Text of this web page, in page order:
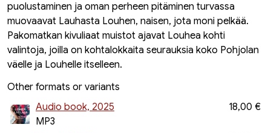
puolustaminen ja oman perheen pitäminen turvassa
muovaavat Lauhasta Louhen, naisen, jota moni pelkää.
Pakomatkan kivuliaat muistot ajavat Louhea kohti
valintoja, joilla on kohtalokkaita seurauksia koko Pohjolan
väelle ja Louhelle itselleen.
Other formats or variants
Audio book, 2025
MP3
18,00 €